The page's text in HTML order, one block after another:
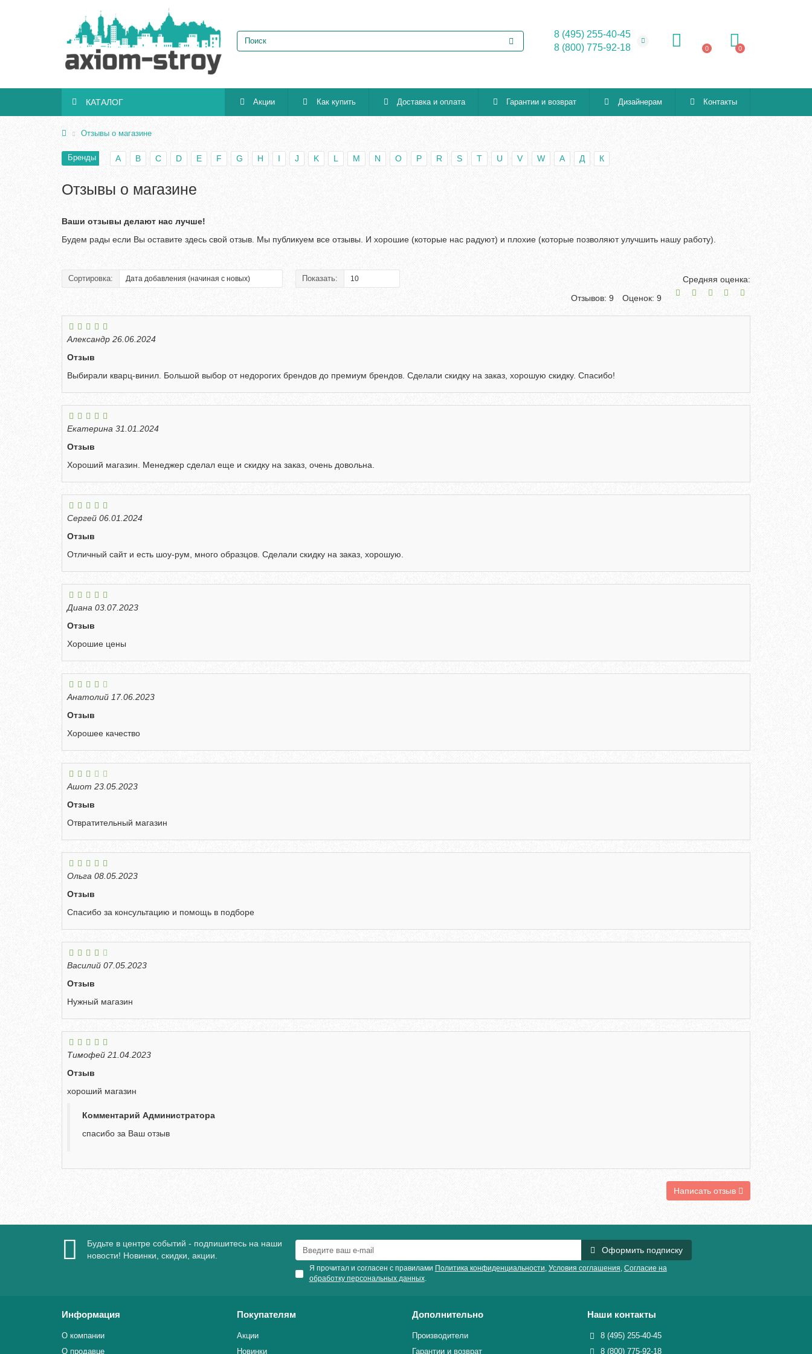
8 (495) 255-40-45
8 (800) 775-92-18
0 0
КАТАЛОГ Акции Как купить Доставка и оплата Гарантии и возврат Дизайнерам Контакты
Отзывы о магазине
Бренды A B C D E F G H I J K L M N O P R S T U V W А Д К
Отзывы о магазине
Ваши отзывы делают нас лучше!
Будем рады если Вы оставите здесь свой отзыв. Мы публикуем все отзывы. И хорошие (которые нас радуют) и плохие (которые позволяют улучшить нашу работу).
Сортировка: Показать:
Отзывов: 9 Оценок: 9
Средняя оценка:
Александр 26.06.2024
Отзыв
Выбирали кварц-винил. Большой выбор от недорогих брендов до премиум брендов. Сделали скидку на заказ, хорошую скидку. Спасибо!
Екатерина 31.01.2024
Отзыв
Хороший магазин. Менеджер сделал еще и скидку на заказ, очень довольна.
Сергей 06.01.2024
Отзыв
Отличный сайт и есть шоу-рум, много образцов. Сделали скидку на заказ, хорошую.
Диана 03.07.2023
Отзыв
Хорошие цены
Анатолий 17.06.2023
Отзыв
Хорошее качество
Ашот 23.05.2023
Отзыв
Отвратительный магазин
Ольга 08.05.2023
Отзыв
Спасибо за консультацию и помощь в подборе
Василий 07.05.2023
Отзыв
Нужный магазин
Тимофей 21.04.2023
Отзыв
хороший магазин
Комментарий Администратора
спасибо за Ваш отзыв
Написать отзыв
Будьте в центре событий - подпишитесь на наши
новости! Новинки, скидки, акции.
Оформить подписку
Я прочитал и согласен с правилами Политика конфиденциальности, Условия соглашения, Согласие на
обработку персональных данных.
Информация
О компании
О продавце
Покупателям
Акции
Новинки
Дополнительно
Производители
Гарантии и возврат
Наши контакты
8 (495) 255-40-45
8 (800) 775-92-18